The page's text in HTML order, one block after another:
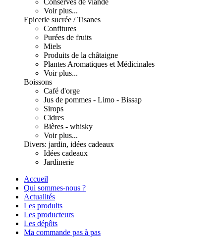
Conserves de viande
Voir plus...
Epicerie sucrée / Tisanes
Confitures
Purées de fruits
Miels
Produits de la châtaigne
Plantes Aromatiques et Médicinales
Voir plus...
Boissons
Café d'orge
Jus de pommes - Limo - Bissap
Sirops
Cidres
Bières - whisky
Voir plus...
Divers: jardin, idées cadeaux
Idées cadeaux
Jardinerie
Accueil
Qui sommes-nous ?
Actualités
Les produits
Les producteurs
Les dépôts
Ma commande pas à pas